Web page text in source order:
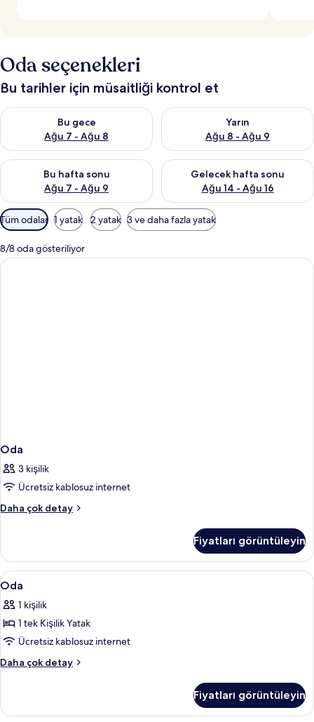
Oda seçenekleri
Bu tarihler için müsaitliği kontrol et
Bu gece
Ağu 7 - Ağu 8
Bu gece için müsaitliği kontrol et Ağu 7 - Ağu 8
Yarın
Ağu 8 - Ağu 9
Yarın için müsaitliği kontrol
Bu hafta sonu
Ağu 7 - Ağu 9
Bu hafta sonu için müsaitliği kontrol et Ağu 7 - Ağu 9
Gelecek hafta sonu
Ağu 14 - Ağu 16
Önümüzdeki hafta sonu için
Odalar
için
mevcut
filtreler
Tüm odalar 1 yatak 2 yatak 3 ve daha fazla yatak
8/8 oda gösteriliyor
Oda
3 kişilik
Ücretsiz kablosuz internet
Daha çok detay
Oda
detay
Fiyatları görüntüleyin
Oda
için
tüm
fotoğrafları
görün
1 yatak odası, kaliteli yatak takımı,
4
Oda
1 kişilik
1 tek Kişilik Yatak
Ücretsiz kablosuz internet
Daha çok detay
Oda
detay
Fiyatları görüntüleyin